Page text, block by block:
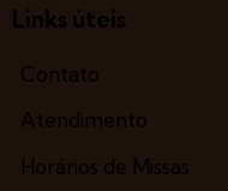
Links úteis
Contato
Atendimento
Horários de Missas